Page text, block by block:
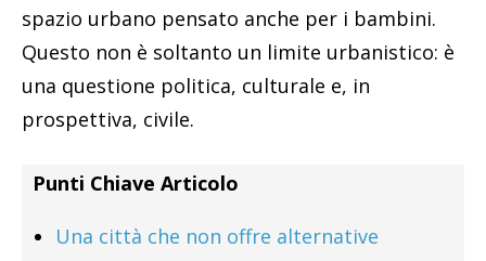
spazio urbano pensato anche per i bambini.
Questo non è soltanto un limite urbanistico: è
una questione politica, culturale e, in
prospettiva, civile.
Punti Chiave Articolo
Una città che non offre alternative